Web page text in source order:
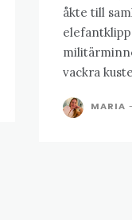
åkte till
vackra
MARIA -